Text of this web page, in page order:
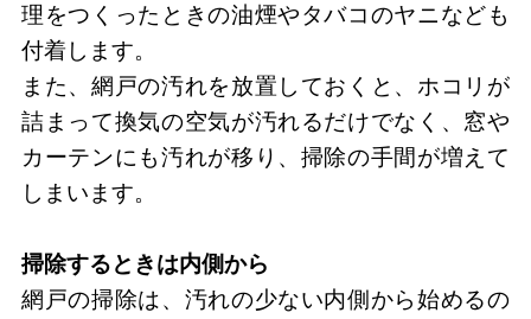
理をつくったときの油煙やタバコのヤニなども
付着します。
また、網戸の汚れを放置しておくと、ホコリが
詰まって換気の空気が汚れるだけでなく、窓や
カーテンにも汚れが移り、掃除の手間が増えて
しまいます。
掃除するときは内側から
網戸の掃除は、汚れの少ない内側から始めるの